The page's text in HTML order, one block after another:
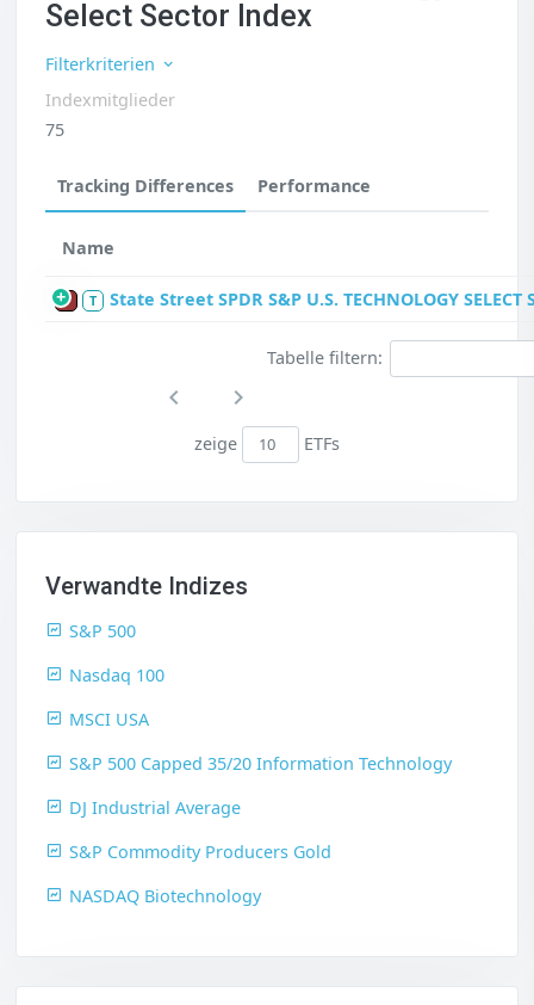
Select Sector Index
Filterkriterien
Indexmitglieder
75
Tracking Differences Performance
Name
P T State Street SPDR S&P U.S. TECHNOLOGY SELECT
Tabelle filtern:
zeige ETFs
Verwandte Indizes
S&P 500
Nasdaq 100
MSCI USA
S&P 500 Capped 35/20 Information Technology
DJ Industrial Average
S&P Commodity Producers Gold
NASDAQ Biotechnology